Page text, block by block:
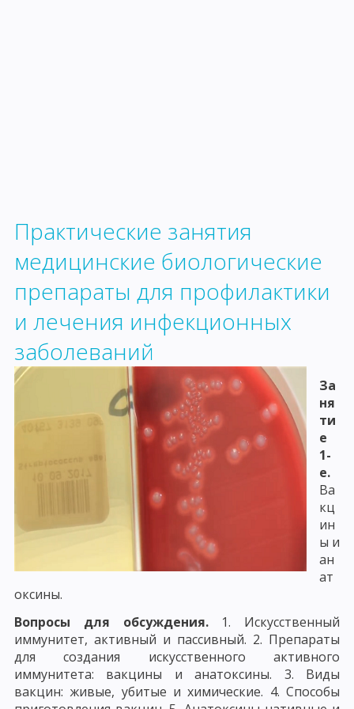
Практические занятия
медицинские биологические
препараты для профилактики
и лечения инфекционных
заболеваний
За
ня
ти
е
1-
е.
Ва
кц
ин
ы и
ан
ат
оксины.
Вопросы для обсуждения. 1. Искусственный
иммунитет, активный и пассивный. 2. Препараты
для создания искусственного активного
иммунитета: вакцины и анатоксины. 3. Виды
вакцин: живые, убитые и химические. 4. Способы